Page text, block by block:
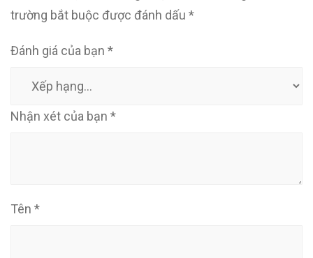
trường bắt buộc được đánh dấu *
Đánh giá của bạn *
Nhận xét của bạn *
Tên *